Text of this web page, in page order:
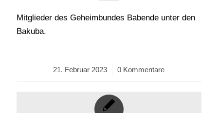
Mitglieder des Geheimbundes Babende unter den
Bakuba.
21. Februar 2023
/ 0 Kommentare